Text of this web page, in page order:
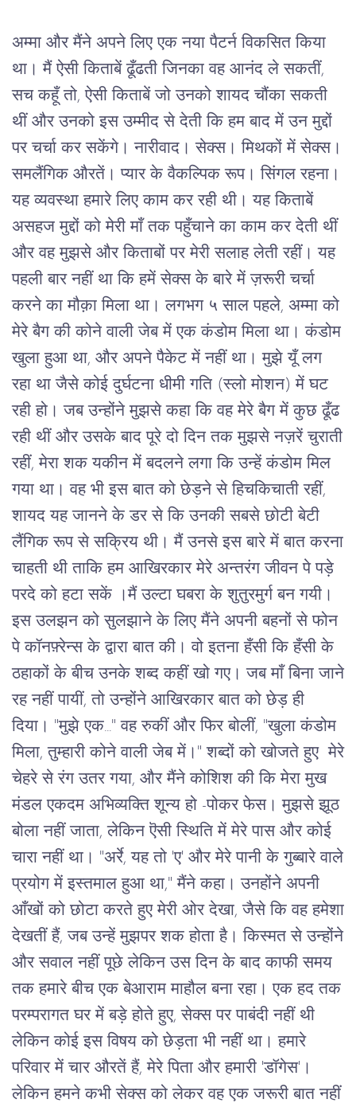
अम्मा और मैंने अपने लिए एक नया पैटर्न विकसित किया
था। मैं ऐसी किताबें ढूँढती जिनका वह आनंद ले सकतीं,
सच कहूँ तो, ऐसी किताबें जो उनको शायद चौंका सकती
थीं और उनको इस उम्मीद से देती कि हम बाद में उन मुद्दों
पर चर्चा कर सकेंगे। नारीवाद। सेक्स। मिथकों में सेक्स।
समलैंगिक औरतें। प्यार के वैकल्पिक रूप। सिंगल रहना।
यह व्यवस्था हमारे लिए काम कर रही थी। यह किताबें
असहज मुद्दों को मेरी माँ तक पहुँचाने का काम कर देती थीं
और वह मुझसे और किताबों पर मेरी सलाह लेती रहीं। यह
पहली बार नहीं था कि हमें सेक्स के बारे में ज़रूरी चर्चा
करने का मौक़ा मिला था। लगभग ५ साल पहले, अम्मा को
मेरे बैग की कोने वाली जेब में एक कंडोम मिला था। कंडोम
खुला हुआ था, और अपने पैकेट में नहीं था। मुझे यूँ लग
रहा था जैसे कोई दुर्घटना धीमी गति (स्लो मोशन) में घट
रही हो। जब उन्होंने मुझसे कहा कि वह मेरे बैग में कुछ ढूँढ
रही थीं और उसके बाद पूरे दो दिन तक मुझसे नज़रें चुराती
रहीं, मेरा शक यकीन में बदलने लगा कि उन्हें कंडोम मिल
गया था। वह भी इस बात को छेड़ने से हिचकिचाती रहीं,
शायद यह जानने के डर से कि उनकी सबसे छोटी बेटी
लैंगिक रूप से सक्रिय थी। मैं उनसे इस बारे में बात करना
चाहती थी ताकि हम आखिरकार मेरे अन्तरंग जीवन पे पड़े
परदे को हटा सकें ।मैं उल्टा घबरा के शुतुरमुर्ग बन गयी।
इस उलझन को सुलझाने के लिए मैंने अपनी बहनों से फोन
पे कॉनफ़्रेन्स के द्वारा बात की। वो इतना हँसी कि हँसी के
ठहाकों के बीच उनके शब्द कहीं खो गए। जब माँ बिना जाने
रह नहीं पायीं, तो उन्होंने आखिरकार बात को छेड़ ही
दिया। "मुझे एक..." वह रुकीं और फिर बोलीं, "खुला कंडोम
मिला, तुम्हारी कोने वाली जेब में।" शब्दों को खोजते हुए मेरे
चेहरे से रंग उतर गया, और मैंने कोशिश की कि मेरा मुख
मंडल एकदम अभिव्यक्ति शून्य हो -पोकर फेस। मुझसे झूठ
बोला नहीं जाता, लेकिन ऎसी स्थिति में मेरे पास और कोई
चारा नहीं था। "अर्रे, यह तो 'ए' और मेरे पानी के गुब्बारे वाले
प्रयोग में इस्तमाल हुआ था," मैंने कहा। उनहोंने अपनी
आँखों को छोटा करते हुए मेरी ओर देखा, जैसे कि वह हमेशा
देखतीं हैं, जब उन्हें मुझपर शक होता है। किस्मत से उन्होंने
और सवाल नहीं पूछे लेकिन उस दिन के बाद काफी समय
तक हमारे बीच एक बेआराम माहौल बना रहा। एक हद तक
परम्परागत घर में बड़े होते हुए, सेक्स पर पाबंदी नहीं थी
लेकिन कोई इस विषय को छेड़ता भी नहीं था। हमारे
परिवार में चार औरतें हैं, मेरे पिता और हमारी 'डॉगेस'।
लेकिन हमने कभी सेक्स को लेकर वह एक जरूरी बात नहीं